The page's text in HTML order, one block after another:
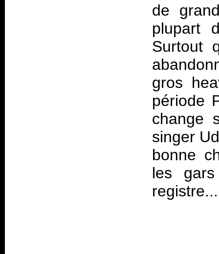
de
plupart
Surtout
gros
période
change
singer
bonne
les